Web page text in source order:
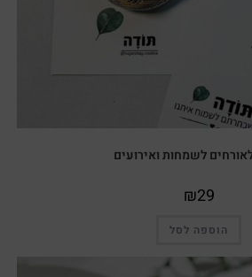
לשמחות ואירועים
₪29
הוספה לסל